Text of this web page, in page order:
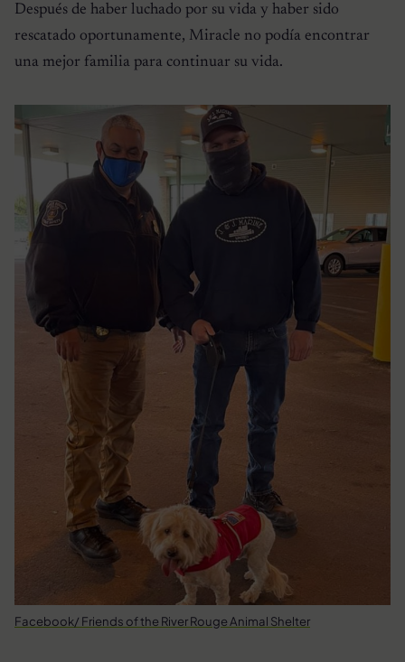
Después de haber luchado por su vida y haber sido
rescatado oportunamente, Miracle no podía encontrar
una mejor familia para continuar su vida.
Facebook/ Friends of the River Rouge Animal Shelter